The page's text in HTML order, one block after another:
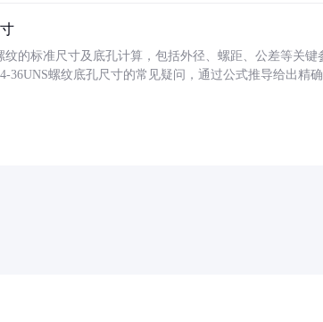
纹的标准尺寸及底孔计算，包括外径、螺距、公差等关
4-36UNS螺纹底孔尺寸的常见疑问，通过公式推导给出精